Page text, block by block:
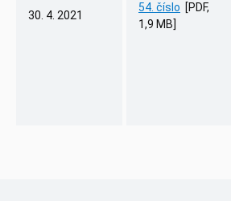
30. 4. 2021
54. číslo [PDF,
1,9 MB]